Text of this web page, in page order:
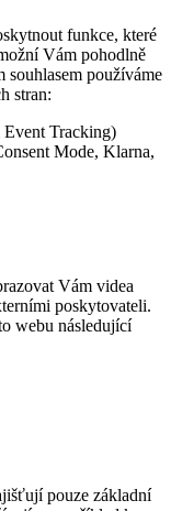
funkce, které
Vám pohodlně
souhlasem používáme
stran:
Tracking)
Mode, Klarna,
Vám videa
poskytovateli.
webu následující
pouze základní